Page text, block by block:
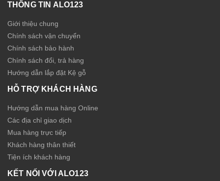
THÔNG TIN ALO123
Giới thiệu chung
Chính sách vận chuyển
Chính sách bảo hành
Chính sách đổi, trả hàng
Hướng dẫn lắp đặt Kệ gỗ
HỖ TRỢ KHÁCH HÀNG
Hướng dẫn mua hàng Online
Các địa chỉ giao dịch
Mua hàng trực tiếp
Khách hàng thân thiết
Tiện ích khách hàng
KẾT NỐI VỚI ALO123